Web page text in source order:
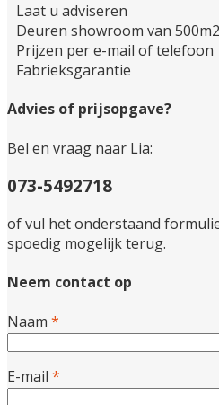
Laat u adviseren
Deuren showroom van 500m2
Prijzen per e-mail of telefoon
Fabrieksgarantie
Advies of prijsopgave?
Bel en vraag naar Lia:
073-5492718
of vul het onderstaand
spoedig mogelijk terug.
Neem contact op
Naam *
E-mail *